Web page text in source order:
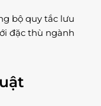
bộ quy tắc lưu
đặc thù ngành